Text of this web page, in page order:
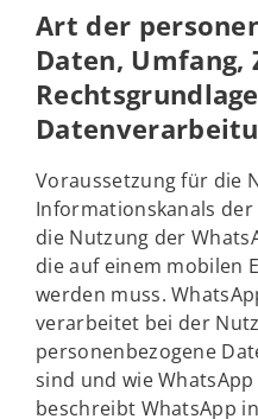
Art der
Daten, Umfang,
Voraussetzung für die
Informationskanals
die Nutzung der
die auf einem mobilen
werden muss.
verarbeitet bei der
personenbezogene
sind und wie
beschreibt WhatsApp